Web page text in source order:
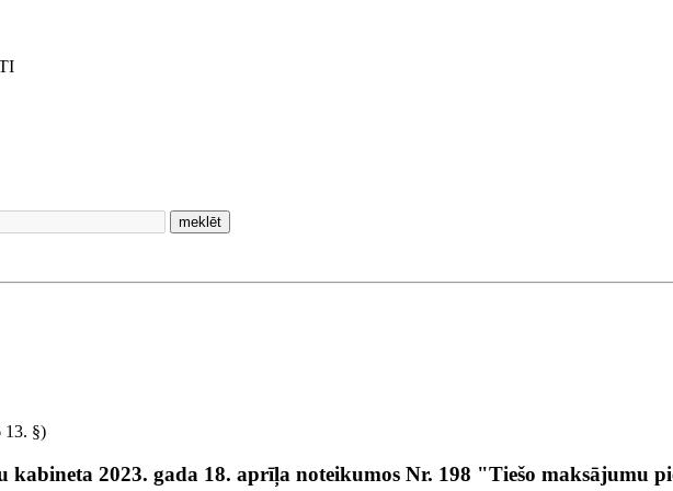
meklēt
13. §)
2023. gada 18. aprīļa noteikumos Nr. 198 "Tiešo maksājumu